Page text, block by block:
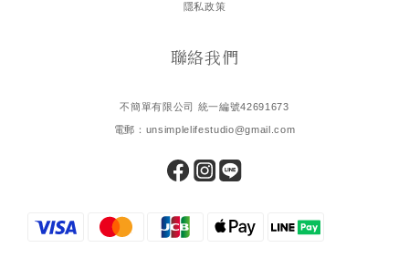
隱私政策
聯絡我們
不簡單有限公司 統一編號42691673
電郵：unsimplelifestudio@gmail.com